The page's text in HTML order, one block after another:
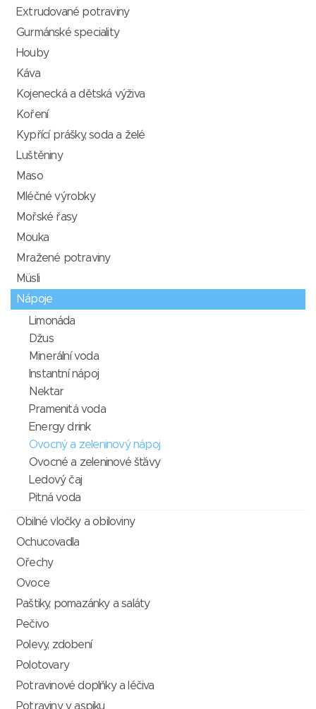
Extrudované potraviny
Gurmánské speciality
Houby
Káva
Kojenecká a dětská výživa
Koření
Kypřící prášky, soda a želé
Luštěniny
Maso
Mléčné výrobky
Mořské řasy
Mouka
Mražené potraviny
Müsli
Nápoje
Limonáda
Džus
Minerální voda
Instantní nápoj
Nektar
Pramenitá voda
Energy drink
Ovocný a zeleninový nápoj
Ovocné a zeleninové šťávy
Ledový čaj
Pitná voda
Obilné vločky a obiloviny
Ochucovadla
Ořechy
Ovoce
Paštiky, pomazánky a saláty
Pečivo
Polevy, zdobení
Polotovary
Potravinové doplňky a léčiva
Potraviny v aspiku